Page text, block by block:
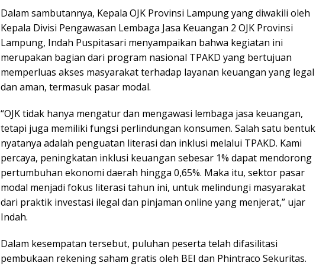
Dalam sambutannya, Kepala OJK Provinsi Lampung yang diwakili oleh
Kepala Divisi Pengawasan Lembaga Jasa Keuangan 2 OJK Provinsi
Lampung, Indah Puspitasari menyampaikan bahwa kegiatan ini
merupakan bagian dari program nasional TPAKD yang bertujuan
memperluas akses masyarakat terhadap layanan keuangan yang legal
dan aman, termasuk pasar modal.
“OJK tidak hanya mengatur dan mengawasi lembaga jasa keuangan,
tetapi juga memiliki fungsi perlindungan konsumen. Salah satu bentuk
nyatanya adalah penguatan literasi dan inklusi melalui TPAKD. Kami
percaya, peningkatan inklusi keuangan sebesar 1% dapat mendorong
pertumbuhan ekonomi daerah hingga 0,65%. Maka itu, sektor pasar
modal menjadi fokus literasi tahun ini, untuk melindungi masyarakat
dari praktik investasi ilegal dan pinjaman online yang menjerat,” ujar
Indah.
Dalam kesempatan tersebut, puluhan peserta telah difasilitasi
pembukaan rekening saham gratis oleh BEI dan Phintraco Sekuritas.